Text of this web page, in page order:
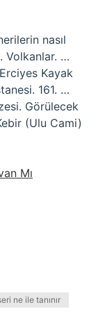
nasıl
Volkanlar. …
Kayak
161. …
Görülecek
(Ulu Cami)
Mı
ne ile tanınır